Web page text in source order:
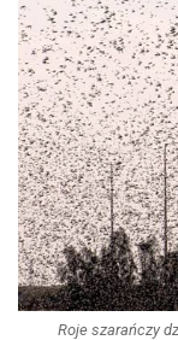
Roje szarańczy